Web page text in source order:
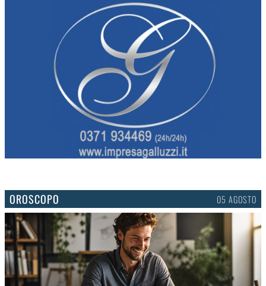
OROSCOPO 05 AGOSTO